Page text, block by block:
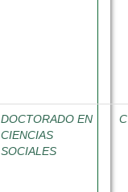
DOCTORADO EN
CIENCIAS
SOCIALES